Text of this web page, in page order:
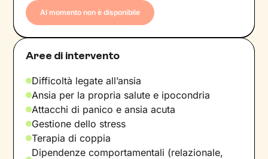
Al momento non è disponibile
Aree di intervento
Difficoltà legate all’ansia
Ansia per la propria salute e ipocondria
Attacchi di panico e ansia acuta
Gestione dello stress
Terapia di coppia
Dipendenze comportamentali (relazionale,